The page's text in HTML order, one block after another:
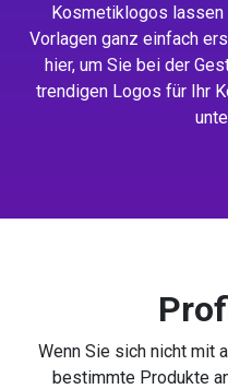
Kosmetiklogos lassen
Vorlagen ganz einfach
hier, um Sie bei der
trendigen Logos für Ihr
Wenn Sie sich nicht mit
bestimmte Produkte